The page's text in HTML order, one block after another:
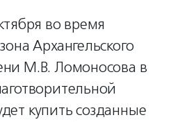
во время
Архангельского
М.В. Ломоносова в
купить созданные